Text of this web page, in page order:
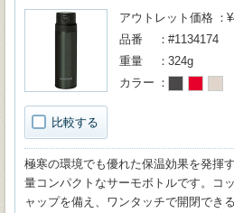
比較する
アウトレット価格
品番
#1134174
重量
324g
カラー
極寒の環境でも優れた保温効果を発揮
量コンパクトなサーモボトルです。コ
ャップを備え、ワンタッチで開閉でき